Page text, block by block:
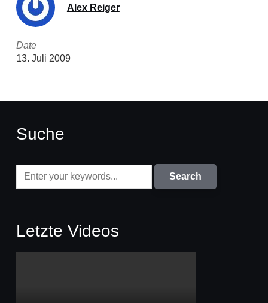
Alex Reiger
Date
13. Juli 2009
Suche
Letzte Videos